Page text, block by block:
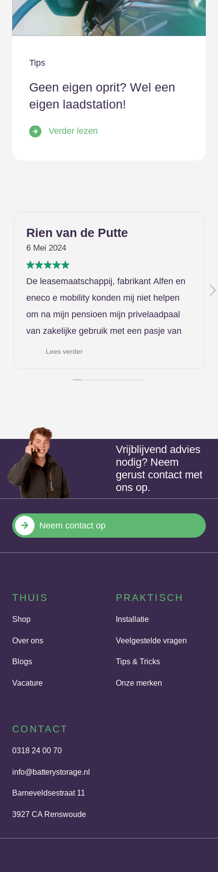
een EMS systeem en de Bliq App krijgt u
hier inzicht in.
De Bliq-app geeft u de mogelijkheid om te
gebruiken. Wilt u vooral uw zelfconsumptie
verhogen of juist dynamisch handelen. U
één van de volgende keuzes: ‘zonnestroom
Tips
Geen eigen oprit? Wel een
eigen laadstation!
Verder lezen
Rien van de Putte
6 Mei 2024
De leasemaatschappij, fabrikant Alfen en
eneco e mobility konden mij niet helpen
om na mijn pensioen mijn privelaadpaal
van zakelijke gebruik met een pasje van
de leasemaatschappij op direct stand
vanuit meterkast zonder tussenkomst van
andere laadpaal kopen of privé hosting
abonnement aangaan met bijvoorbeeld
eneco e mobility. Met de hulp van Bas is
het mij gelukt om dit zelf om te zetten
waardoor een nieuwe laadpaal niet nodig
is.
Top! Bedankt Bas!!
Lees verder
Vrijblijvend advies
nodig? Neem
gerust contact met
ons op.
Neem contact op
THUIS
Shop
Over ons
Blogs
Vacature
PRAKTISCH
Installatie
Veelgestelde vragen
Tips & Tricks
Onze merken
CONTACT
0318 24 00 70
info@batterystorage.nl
Barneveldsestraat 11
3927 CA Renswoude